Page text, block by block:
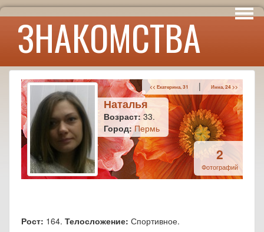
ЗНАКОМСТВА
Интересы
Юмор
Наталья
Возраст: 33.
Город: Пермь
<< Екатерина, 31 | Инна, 24 >>
2
Фотографий
Рост: 164. Телосложение: Спортивное.